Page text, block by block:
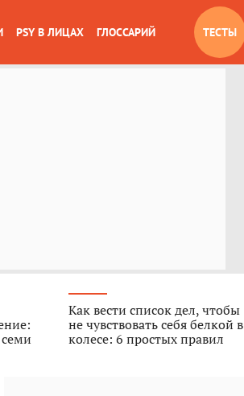
PSY В ЛИЦАХ ГЛОССАРИЙ ТЕСТЫ
Как вести список дел, чтобы
не чувствовать себя белкой в
колесе: 6 простых правил